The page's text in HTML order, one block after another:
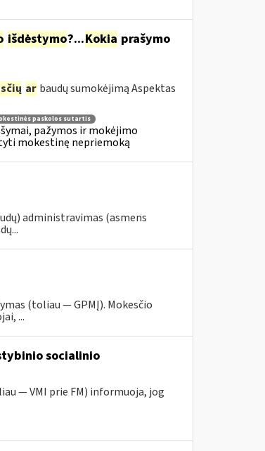
išdėstymo?...Kokia prašymo
ar baudų sumokėjimą Aspektas
paskolos sutartis
pažymos ir mokėjimo
mokestinę nepriemoką
administravimas (asmens
(toliau — GPMĮ). Mokesčio
...
socialinio
— VMI prie FM) informuoja, jog